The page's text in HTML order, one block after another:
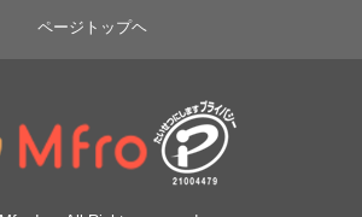
ページトップヘ